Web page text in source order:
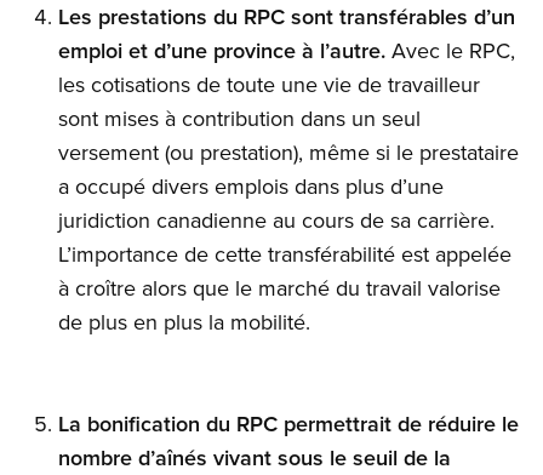
Les prestations du RPC sont transférables d’un
emploi et d’une province à l’autre. Avec le RPC,
les cotisations de toute une vie de travailleur
sont mises à contribution dans un seul
versement (ou prestation), même si le prestataire
a occupé divers emplois dans plus d’une
juridiction canadienne au cours de sa carrière.
L’importance de cette transférabilité est appelée
à croître alors que le marché du travail valorise
de plus en plus la mobilité.
La bonification du RPC permettrait de réduire le
nombre d’aînés vivant sous le seuil de la